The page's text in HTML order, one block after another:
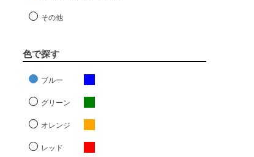
その他
色で探す
ブルー
グリーン
オレンジ
レッド